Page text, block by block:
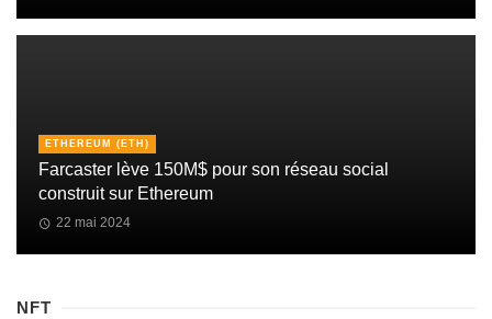
ETHEREUM (ETH)
Farcaster lève 150M$ pour son réseau social
construit sur Ethereum
22 mai 2024
NFT